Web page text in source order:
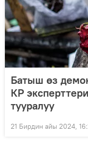
Батыш өз
КР
тууралуу
21 Бирдин айы 2024,